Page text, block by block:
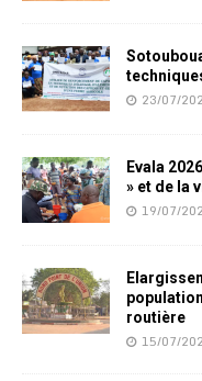
23/07/
Evala
» et de la
19/07/
routière
15/07/